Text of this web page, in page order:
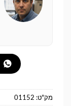
מק"ט: 01152